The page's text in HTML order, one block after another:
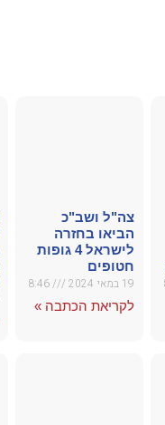
צה"ל ושב"כ
הביאו בחזרה
לישראל 4 גופות
חטופים
19 במאי 2024 8:46
לקריאת הכתבה »